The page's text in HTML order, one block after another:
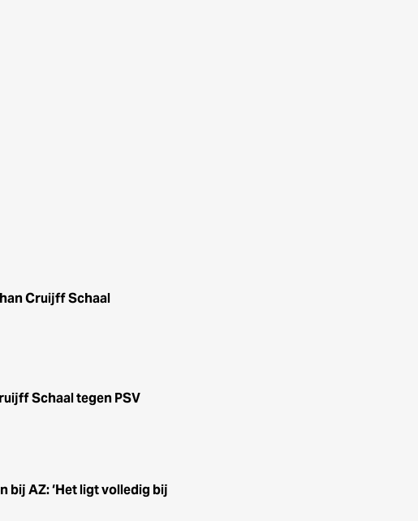
Cruijff Schaal
Schaal tegen PSV
bij AZ: ‘Het ligt volledig bij